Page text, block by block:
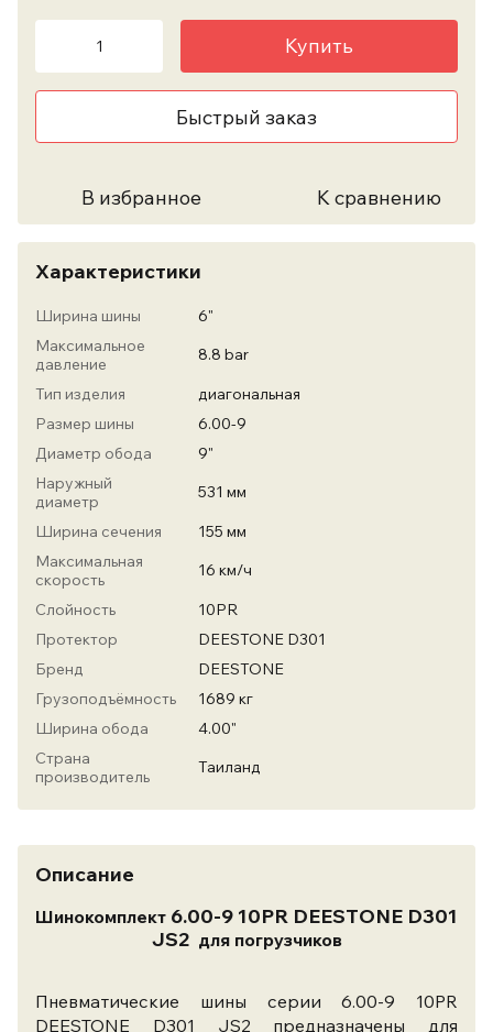
Купить
Быстрый заказ
В избранное К сравнению
Характеристики
Ширина шины
6"
Максимальное
давление
8.8 bar
Тип изделия
диагональная
Размер шины
6.00-9
Диаметр обода
9"
Наружный
диаметр
531 мм
Ширина сечения
155 мм
Максимальная
скорость
16 км/ч
Слойность
10PR
Протектор
DEESTONE D301
Бренд
DEESTONE
Грузоподъёмность
1689 кг
Ширина обода
4.00"
Страна
производитель
Таиланд
Описание
Шинокомплект 6.00-9 10PR DEESTONE D301
JS2 для погрузчиков
Пневматические шины серии 6.00-9 10PR
DEESTONE D301 JS2 предназначены для